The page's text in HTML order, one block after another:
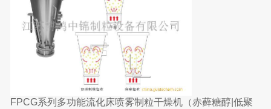
FPCG系列多功能流化床喷雾制粒干燥机（赤藓糖醇|低聚